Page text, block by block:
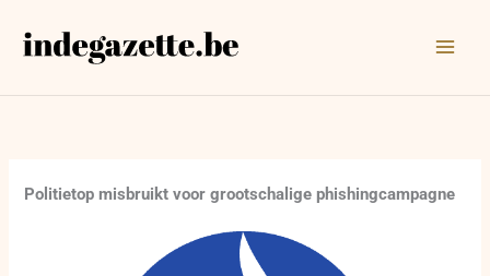
naar
Politietop misbruikt voor grootschalige phishingcampagne